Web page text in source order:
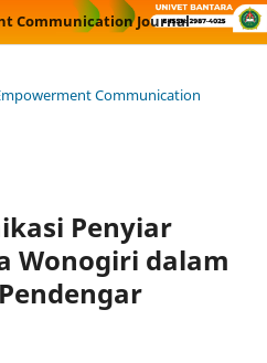
Communication Journal
Communication
Penyiar
Wonogiri dalam